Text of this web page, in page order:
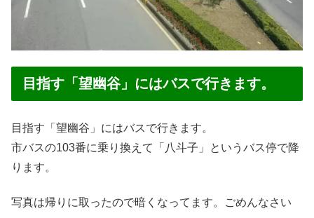
目指す「望幽谷」にはバスで行きます。
目指す「望幽谷」にはバスで行きます。
市バスの103番に乗り換えて「八斗子」というバス停で降
ります。
写真は帰りに取ったので暗くなってます。ごめんなさい